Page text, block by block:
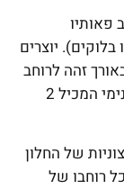
פאותיו
יוצרים
מ"מ לפחות, באורך זהה לרוחב
החלון ומשני צידי פס המתכת יוצרי 'כפל' פנימי המכיל 2
של החלון
רוחבו של